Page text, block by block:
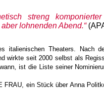
streng
lohnenden Abend.“
italienischen Theaters. Nach
wirkte seit 2000 selbst als
ist die Liste seiner
FRAU, ein Stück über Anna